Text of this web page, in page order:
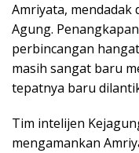
I
n
s
p
i
a
s
Amriyata, mendadak
Agung.
perbincangan
masih sangat baru
tepatnya baru
Tim intelijen
mengamankan